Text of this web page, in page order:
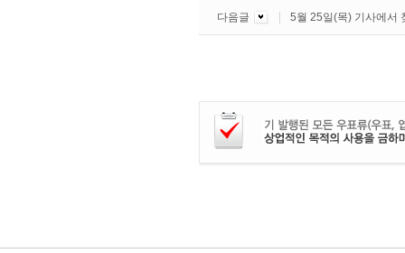
다음글 5월 25일(목) 기사에서